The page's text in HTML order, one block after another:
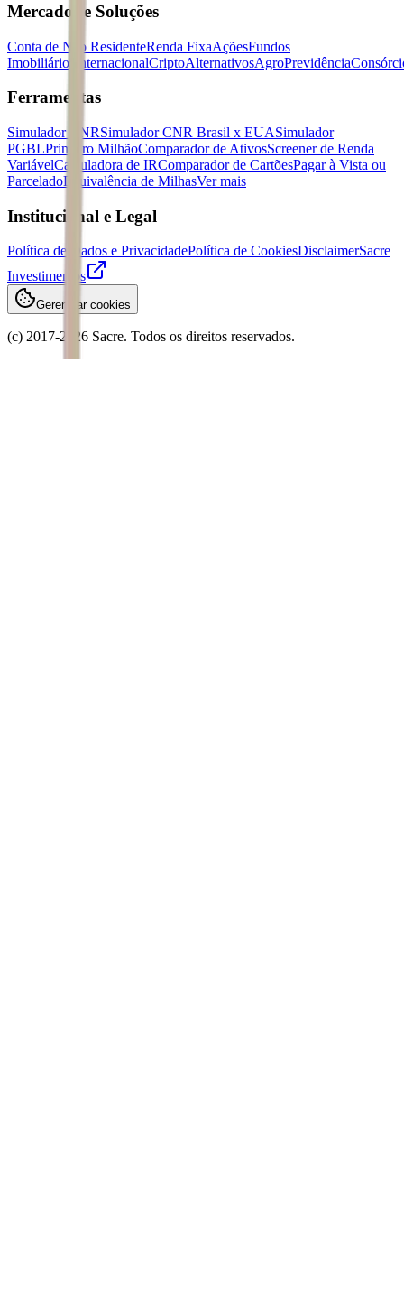
Mercados e Soluções
Conta de Não ResidenteRenda FixaAçõesFundos
Imobiliários
InternacionalCriptoAlternativosAgroPrevidência
Ferramentas
Simulador CNRSimulador CNR Brasil x EUASimulador
PGBLPrimeiro MilhãoComparador de AtivosScreener de Renda
VariávelCalculadora de IRComparador de CartõesPagar à Vista ou
ParceladoEquivalência de MilhasVer mais
Institucional e Legal
Política de Dados e PrivacidadePolítica de CookiesDisclaimerSacre
Investimentos
Gerenciar cookies
(c) 2017-2026 Sacre. Todos os direitos reservados.